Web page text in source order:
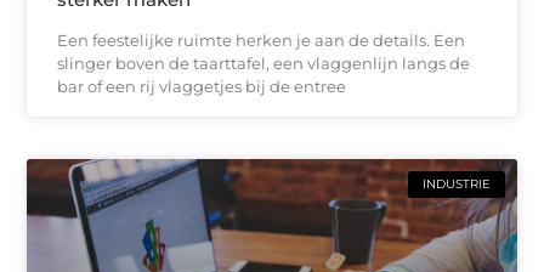
Een feestelijke ruimte herken je aan de details. Een
slinger boven de taarttafel, een vlaggenlijn langs de
bar of een rij vlaggetjes bij de entree
INDUSTRIE